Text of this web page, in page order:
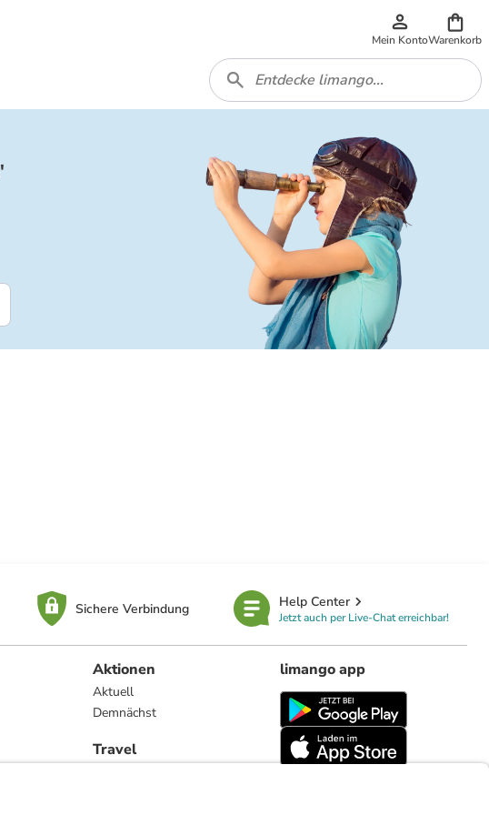
Mein KontoWarenkorb
'
Sichere Verbindung Help Center
Jetzt auch per Live-Chat erreichbar!
Aktionen
Aktuell
Demnächst
Travel
limango app